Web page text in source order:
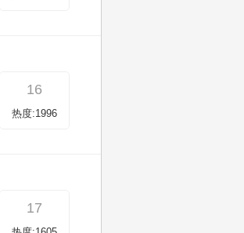
16
热度:1996
17